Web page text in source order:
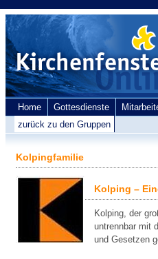
Home Gottesdienste
zurück zu den Gruppen
Kolpingfamilie
Kolping –
Kolping, der
untrennbar mit
und Gesetzen